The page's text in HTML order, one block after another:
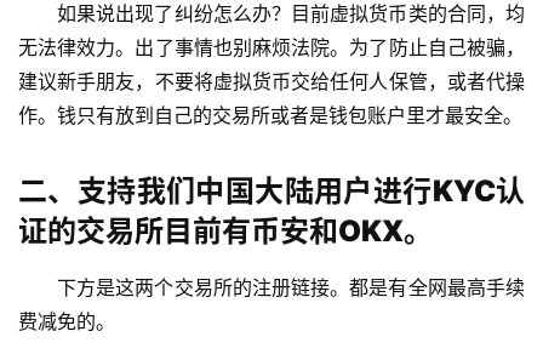
如果说出现了纠纷怎么办？目前虚拟货币类的合同，均
无法律效力。出了事情也别麻烦法院。为了防止自己被骗，
建议新手朋友，不要将虚拟货币交给任何人保管，或者代操
作。钱只有放到自己的交易所或者是钱包账户里才最安全。
二、支持我们中国大陆用户进行KYC认
证的交易所目前有币安和OKX。
下方是这两个交易所的注册链接。都是有全网最高手续
费减免的。